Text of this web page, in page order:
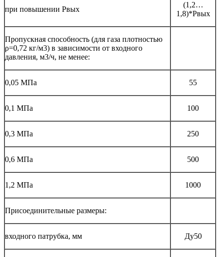
при повышении Рвых
(1,2…
1,8)*Рвых
Пропускная способность (для газа плотностью
ρ=0,72 кг/м3) в зависимости от входного
давления, м3/ч, не менее:
0,05 МПа 55
0,1 МПа 100
0,3 МПа 250
0,6 МПа 500
1,2 МПа 1000
Присоединительные размеры:
входного патрубка, мм Ду50